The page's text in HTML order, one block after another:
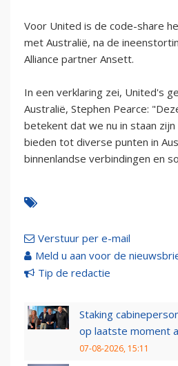
Voor United is de code-share
met Australië, na de
Alliance partner Ansett.
In een verklaring zei, United's
Australië, Stephen Pearce:
betekent dat we nu in staan
bieden tot diverse punten in
binnenlandse verbindingen en
Verstuur per e-mail
Meld u aan voor de
Tip de redactie
Staking
op laatste moment
07-08-2026, 15:11